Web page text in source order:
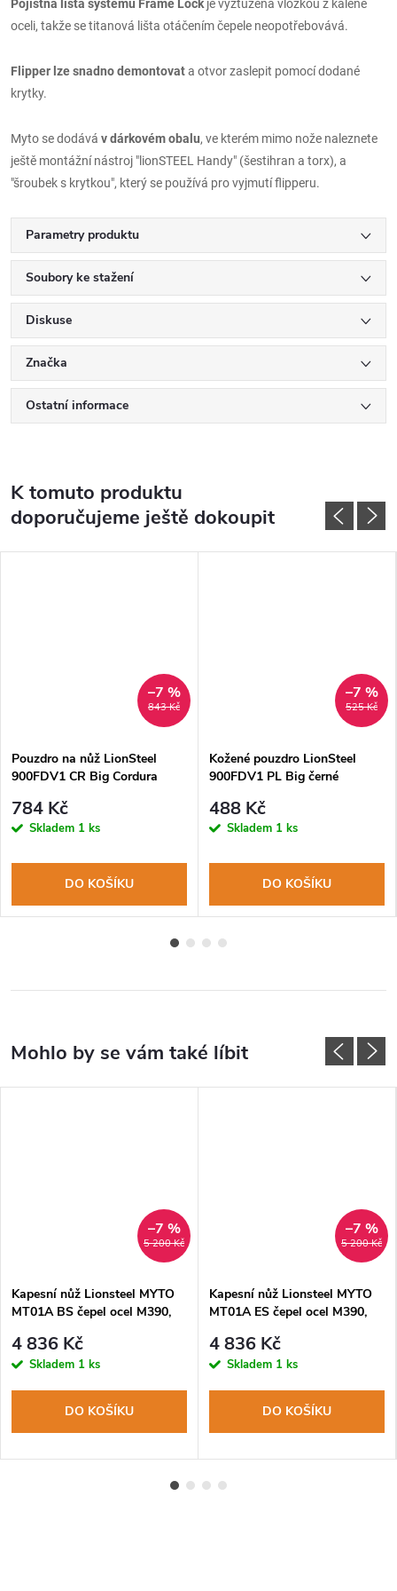
Pojistná lišta systému Frame Lock je vyztužena vložkou z kalené
oceli, takže se titanová lišta otáčením čepele neopotřebovává.
Flipper lze snadno demontovata otvor zaslepit pomocí dodané
krytky.
Myto se dodává v dárkovém obalu, ve kterém mimo nože naleznete
ještě montážní nástroj "lionSTEEL Handy" (šestihran a torx), a
"šroubek s krytkou", který se používá pro vyjmutí flipperu.
Parametry produktu
Soubory ke stažení
Diskuse
Značka
Ostatní informace
K tomuto produktu
doporučujeme ještě dokoupit
843 Kč
–7 %
Pouzdro na nůž LionSteel
900FDV1 CR Big Cordura
784 Kč
Skladem 1 ks
DO KOŠÍKU
525 Kč
–7 %
Kožené pouzdro LionSteel
900FDV1 PL Big černé
488 Kč
Skladem 1 ks
DO KOŠÍKU
5 200 Kč
–7 %
Kapesní nůž Lionsteel MYTO
MT01A BS čepel ocel M390,
4 836 Kč
Skladem 1 ks
DO KOŠÍKU
5 200 Kč
–7 %
Kapesní nůž Lionsteel MYTO
MT01A ES čepel ocel M390,
4 836 Kč
Skladem 1 ks
DO KOŠÍKU